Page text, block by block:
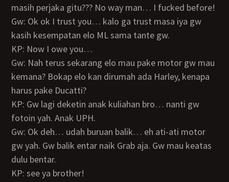
masih perjaka gitu??? No way man… I fucked before!
Gw: Ok ok I trust you… kalo ga trust masa iya gw
kasih kesempatan elo ML sama tante gw.
KP: Now I owe you…
Gw: Nah terus sekarang elo mau pake motor gw mau
kemana? Bokap elo kan dirumah ada Harley, kenapa
harus pake Ducatti?
KP: Gw lagi deketin anak kuliahan bro… nanti gw
fotoin yah. Anak UPH.
Gw: Ok deh… udah buruan balik… eh ati-ati motor
gw yah. Gw balik entar naik Grab aja. Gw mau keatas
dulu bentar.
KP: see ya brother!